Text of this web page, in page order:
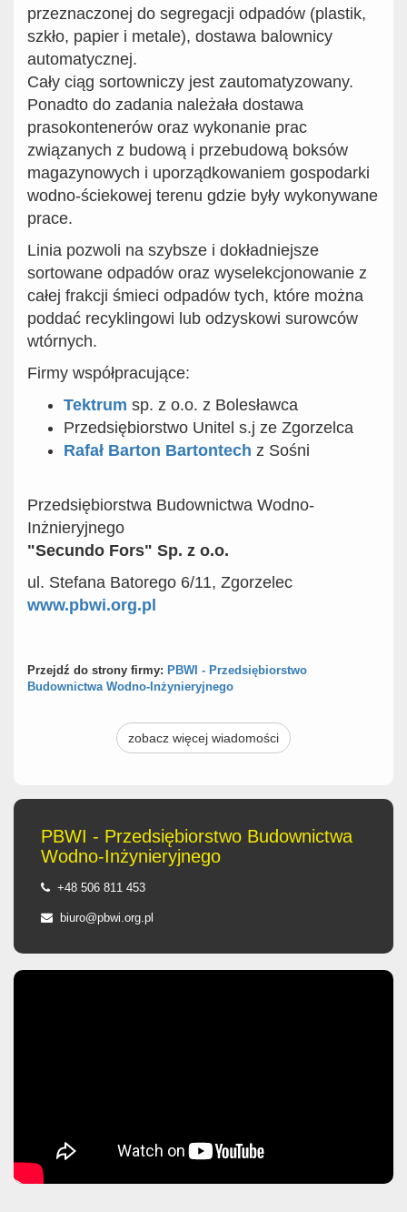
przeznaczonej do segregacji odpadów (plastik,
szkło, papier i metale), dostawa balownicy
automatycznej.
Cały ciąg sortowniczy jest zautomatyzowany.
Ponadto do zadania należała dostawa
prasokontenerów oraz wykonanie prac
związanych z budową i przebudową boksów
magazynowych i uporządkowaniem gospodarki
wodno-ściekowej terenu gdzie były wykonywane
prace.
Linia pozwoli na szybsze i dokładniejsze
sortowane odpadów oraz wyselekcjonowanie z
całej frakcji śmieci odpadów tych, które można
poddać recyklingowi lub odzyskowi surowców
wtórnych.
Firmy współpracujące:
Tektrum sp. z o.o. z Bolesławca
Przedsiębiorstwo Unitel s.j ze Zgorzelca
Rafał Barton Bartontech z Sośni
Przedsiębiorstwa Budownictwa Wodno-
Inżnieryjnego
"Secundo Fors" Sp. z o.o.
ul. Stefana Batorego 6/11, Zgorzelec
www.pbwi.org.pl
Przejdź do strony firmy: PBWI - Przedsiębiorstwo
Budownictwa Wodno-Inżynieryjnego
zobacz więcej wiadomości
PBWI - Przedsiębiorstwo Budownictwa
Wodno-Inżynieryjnego
+48 506 811 453
biuro@pbwi.org.pl